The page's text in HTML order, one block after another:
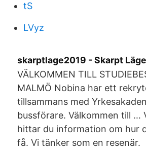
tS
LVyz
skarptlage2019 - Skarpt Läge
VÄLKOMMEN TILL
MALMÖ Nobina har ett
tillsammans med
bussförare. Välkommen till …
hittar du information om hur
få. Vi tänker som en resenär.